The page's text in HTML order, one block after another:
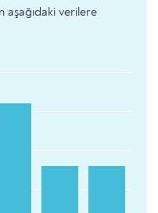
aşağıdaki verilere